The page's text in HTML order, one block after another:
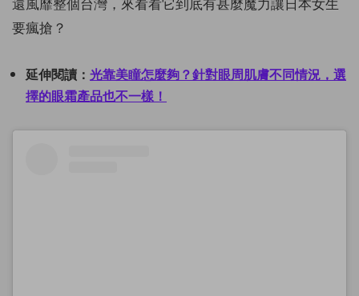
要瘋搶？
延伸閱讀： 光靠美瞳怎麼夠？針對眼周肌膚不同情況，選
擇的眼霜產品也不一樣！